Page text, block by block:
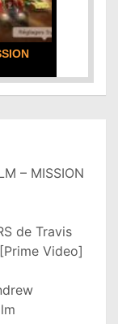
– MISSION
de Travis
Video]